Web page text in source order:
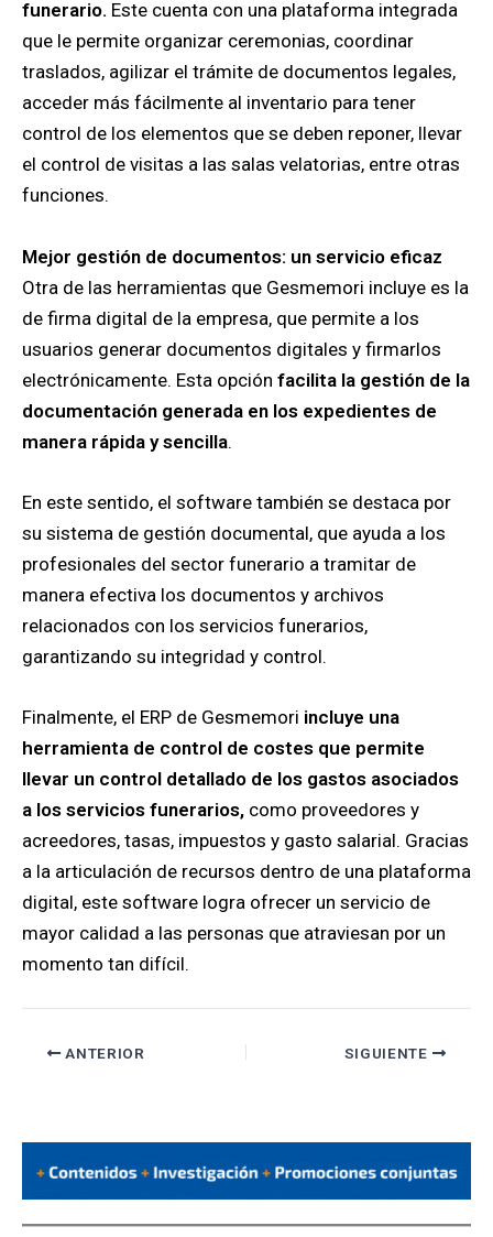
funerario. Este cuenta con una plataforma integrada
que le permite organizar ceremonias, coordinar
traslados, agilizar el trámite de documentos legales,
acceder más fácilmente al inventario para tener
control de los elementos que se deben reponer, llevar
el control de visitas a las salas velatorias, entre otras
funciones.
Mejor gestión de documentos: un servicio eficaz
Otra de las herramientas que Gesmemori incluye es la
de firma digital de la empresa, que permite a los
usuarios generar documentos digitales y firmarlos
electrónicamente. Esta opción facilita la gestión de la
documentación generada en los expedientes de
manera rápida y sencilla.
En este sentido, el software también se destaca por
su sistema de gestión documental, que ayuda a los
profesionales del sector funerario a tramitar de
manera efectiva los documentos y archivos
relacionados con los servicios funerarios,
garantizando su integridad y control.
Finalmente, el ERP de Gesmemori incluye una
herramienta de control de costes que permite
llevar un control detallado de los gastos asociados
a los servicios funerarios, como proveedores y
acreedores, tasas, impuestos y gasto salarial. Gracias
a la articulación de recursos dentro de una plataforma
digital, este software logra ofrecer un servicio de
mayor calidad a las personas que atraviesan por un
momento tan difícil.
ANTERIOR SIGUIENTE